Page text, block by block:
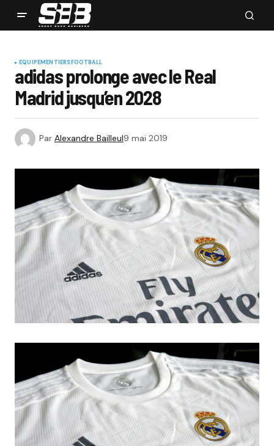
EQUIPEMENTIERSFOOTBALL
adidas prolonge avec le Real
Madrid jusqu’en 2028
Par Alexandre Bailleul9 mai 2019